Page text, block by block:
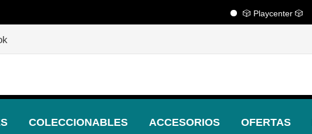
🎲 Playcenter 🎲
COLECCIONABLES ACCESORIOS OFERTAS